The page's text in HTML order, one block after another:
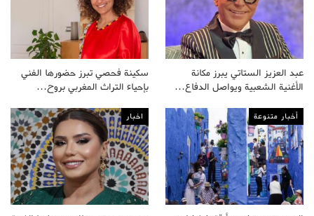
عبد العزيز الستاتي يبرز مكانة
الأغنية الشعبية ويواصل الدفاع…
سكينة فحصي تبرز حضورها الفني
بإحياء التراث المغربي بروح…
أخبار متنوعة اخبار